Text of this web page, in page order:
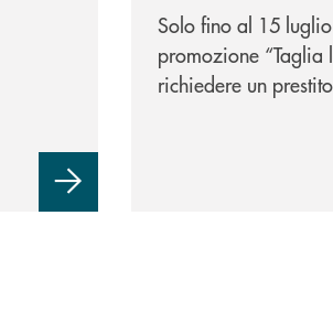
per te!
Solo fino al 15
promozione “Taglia
richiedere un